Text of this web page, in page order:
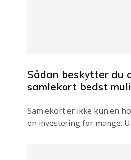
Sådan beskytter du
samlekort bedst
Samlekort er ikke kun en
en investering for mange.